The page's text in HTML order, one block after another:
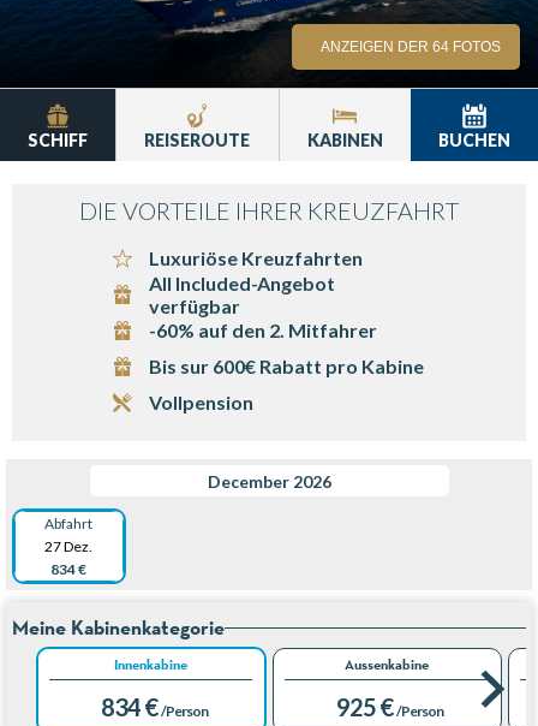
ANZEIGEN DER 64 FOTOS
SCHIFF REISEROUTE KABINEN BUCHEN
DIE VORTEILE IHRER KREUZFAHRT
Luxuriöse Kreuzfahrten
All Included-Angebot
verfügbar
-60% auf den 2. Mitfahrer
Bis sur 600€ Rabatt pro Kabine
Vollpension
December 2026
Abfahrt
27 Dez.
834 €
Meine Kabinenkategorie
Innenkabine
834 € /Person
Aussenkabine
925 € /Person